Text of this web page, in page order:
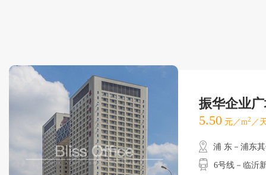
振华企业
5.50 元／m2 ／
浦 东－浦东
6号线－临沂